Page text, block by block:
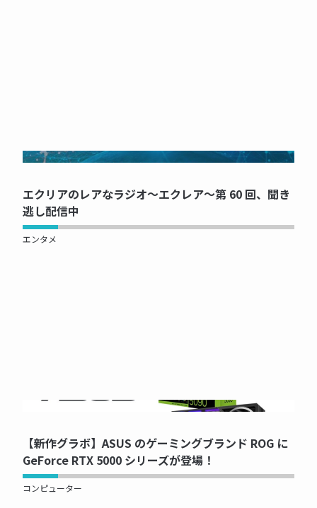
NOW PRINTING...
エクリアのレアなラジオ～エクレア～第 60 回、聞き
逃し配信中
エンタメ
NOW PRINTING...
【新作グラボ】ASUS のゲーミングブランド ROG に
GeForce RTX 5000 シリーズが登場！
コンピューター